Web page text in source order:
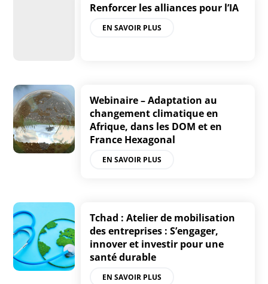
Renforcer les alliances pour l’IA
EN SAVOIR PLUS
Webinaire – Adaptation au
changement climatique en
Afrique, dans les DOM et en
France Hexagonal
EN SAVOIR PLUS
Tchad : Atelier de mobilisation
des entreprises : S’engager,
innover et investir pour une
santé durable
EN SAVOIR PLUS